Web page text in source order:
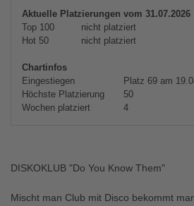
Aktuelle Platzierungen vom 31.07.2026
Top 100
nicht platziert
Hot 50
nicht platziert
Chartinfos
Eingestiegen
Platz 69 am
Höchste Platzierung
50
Wochen platziert
4
DISKOKLUB "Do You Know Them"
Mischt man Club mit Disco bekommt